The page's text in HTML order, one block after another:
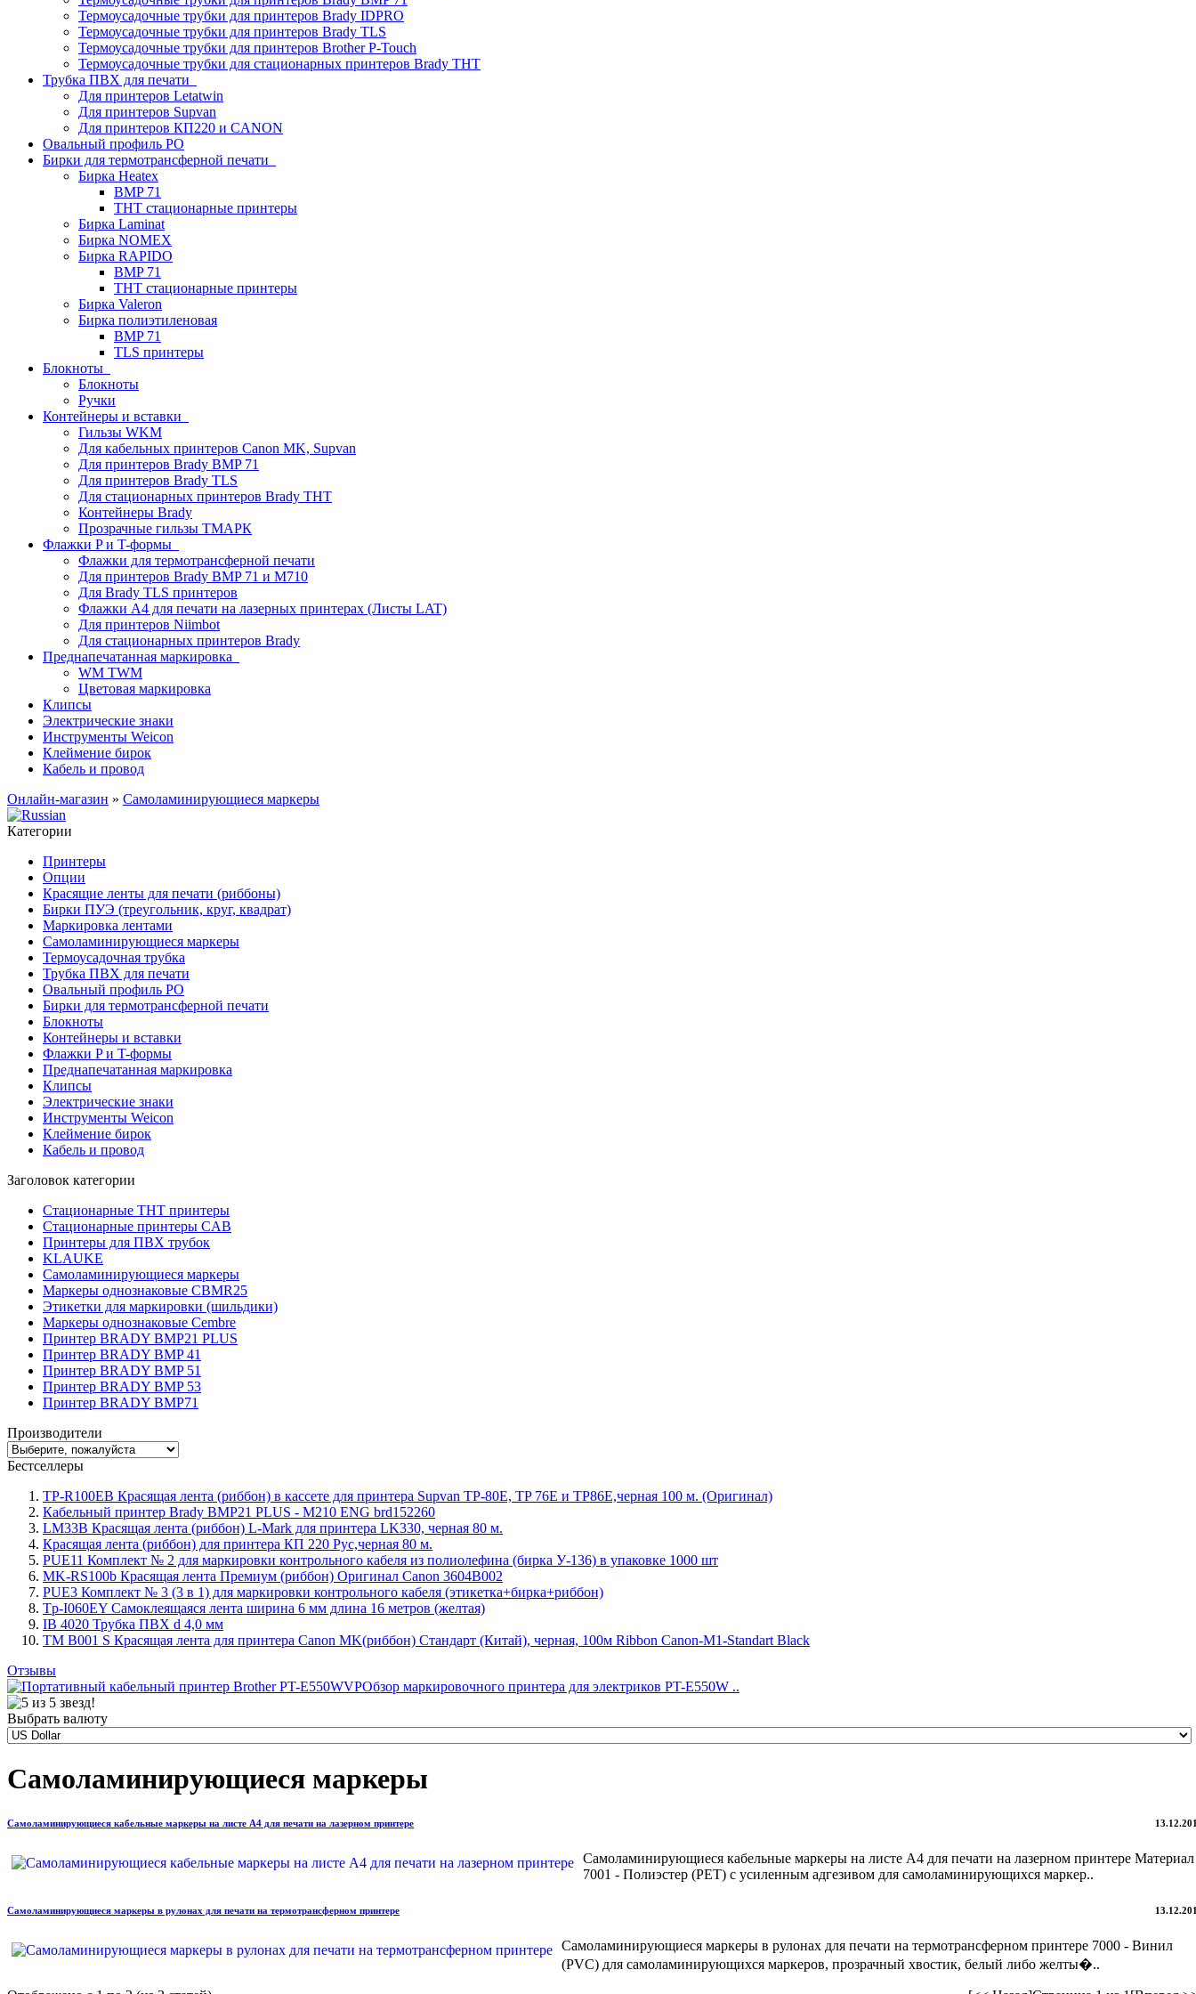
Термоусадочные трубки для принтеров Brady IDPRO
Термоусадочные трубки для принтеров Brady TLS
Термоусадочные трубки для принтеров Brother P-Touch
Термоусадочные трубки для стационарных принтеров Brady THT
Трубка ПВХ для печати
Для принтеров Letatwin
Для принтеров Supvan
Для принтеров КП220 и CANON
Овальный профиль PO
Бирки для термотрансферной печати
Бирка Heatex
BMP 71
THT стационарные принтеры
Бирка Laminat
Бирка NOMEX
Бирка RAPIDO
BMP 71
THT стационарные принтеры
Бирка Valeron
Бирка полиэтиленовая
BMP 71
TLS принтеры
Блокноты
Блокноты
Ручки
Контейнеры и вставки
Гильзы WKM
Для кабельных принтеров Canon MK, Supvan
Для принтеров Brady BMP 71
Для принтеров Brady TLS
Для стационарных принтеров Brady THT
Контейнеры Brady
Прозрачные гильзы ТМАРК
Флажки P и T-формы
Флажки для термотрансферной печати
Для принтеров Brady BMP 71 и M710
Для Brady TLS принтеров
Флажки A4 для печати на лазерных принтерах (Листы LAT)
Для принтеров Niimbot
Для стационарных принтеров Brady
Преднапечатанная маркировка
WM TWM
Цветовая маркировка
Клипсы
Электрические знаки
Инструменты Weicon
Клеймение бирок
Кабель и провод
Онлайн-магазин » Самоламинирующиеся маркеры
Категории
Принтеры
Опции
Красящие ленты для печати (риббоны)
Бирки ПУЭ (треугольник, круг, квадрат)
Маркировка лентами
Самоламинирующиеся маркеры
Термоусадочная трубка
Трубка ПВХ для печати
Овальный профиль PO
Бирки для термотрансферной печати
Блокноты
Контейнеры и вставки
Флажки P и T-формы
Преднапечатанная маркировка
Клипсы
Электрические знаки
Инструменты Weicon
Клеймение бирок
Кабель и провод
Заголовок категории
Стационарные THT принтеры
Стационарные принтеры CAB
Принтеры для ПВХ трубок
KLAUKE
Самоламинирующиеся маркеры
Маркеры однознаковые CBMR25
Этикетки для маркировки (шильдики)
Маркеры однознаковые Cembre
Принтер BRADY BMP21 PLUS
Принтер BRADY BMP 41
Принтер BRADY BMP 51
Принтер BRADY BMP 53
Принтер BRADY BMP71
Производители
Бестселлеры
TP-R100EB Красящая лента (риббон) в кассете для принтера Supvan TP-80E, TP 76E и TP86E,черная 100 м. (Оригинал)
Кабельный принтер Brady BMP21 PLUS - M210 ENG brd152260
LM33B Красящая лента (риббон) L-Mark для принтера LK330, черная 80 м.
Красящая лента (риббон) для принтера КП 220 Рус,черная 80 м.
PUE11 Комплект № 2 для маркировки контрольного кабеля из полиолефина (бирка У-136) в упаковке 1000 шт
MK-RS100b Красящая лента Премиум (риббон) Оригинал Canon 3604B002
PUE3 Комплект № 3 (3 в 1) для маркировки контрольного кабеля (этикетка+бирка+риббон)
Tp-I060EY Самоклеящаяся лента ширина 6 мм длина 16 метров (желтая)
IB 4020 Трубка ПВХ d 4,0 мм
TM B001 S Красящая лента для принтера Canon MK(риббон) Стандарт (Китай), черная, 100м Ribbon Canon-M1-Standart Black
Отзывы
Обзор маркировочного принтера для электриков PT-E550W ..
Выбрать валюту
Самоламинирующиеся маркеры
Самоламинирующиеся кабельные маркеры на листе А4 для печати на лазерном принтере
Самоламинирующиеся кабельные маркеры на листе А4 для печати на лазерном принтере Материал
7001 - Полиэстер (РЕТ) с усиленным адгезивом для самоламинирующихся маркер..
Самоламинирующиеся маркеры в рулонах для печати на термотрансферном принтере
Самоламинирующиеся маркеры в рулонах для печати на термотрансферном принтере 7000 - Винил
(PVC) для самоламинирующихся маркеров, прозрачный хвостик, белый либо желты�..